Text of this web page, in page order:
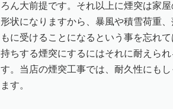
ろん大前提です。それ以上に煙突は家
形状になりますから、暴風や積雪荷重
もに受けることになるという事を忘れ
持ちする煙突にするにはそれに耐えら
す。当店の煙突工事では、耐久性にも
ます。